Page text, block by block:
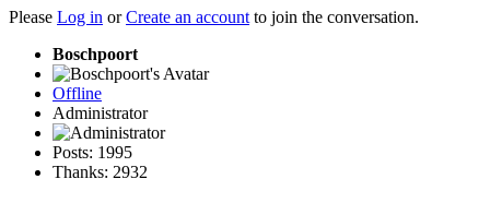
Please Log in orCreate an account to join the conversation.
Boschpoort
Offline
Administrator
Posts: 1995
Thanks: 2932